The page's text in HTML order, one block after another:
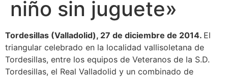
niño sin juguete»
Tordesillas (Valladolid), 27 de diciembre de 2014. El
triangular celebrado en la localidad vallisoletana de
Tordesillas, entre los equipos de Veteranos de la S.D.
Tordesillas, el Real Valladolid y un combinado de